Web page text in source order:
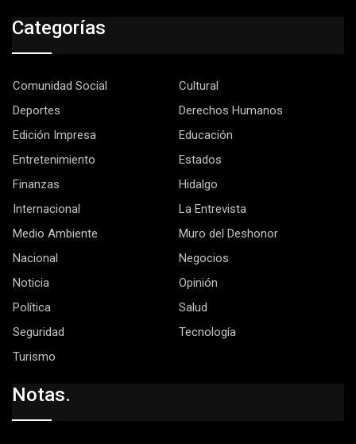
Categorías
Comunidad Social
Cultural
Deportes
Derechos Humanos
Edición Impresa
Educación
Entretenimiento
Estados
Finanzas
Hidalgo
Internacional
La Entrevista
Medio Ambiente
Muro del Deshonor
Nacional
Negocios
Noticia
Opinión
Política
Salud
Seguridad
Tecnología
Turismo
Notas.